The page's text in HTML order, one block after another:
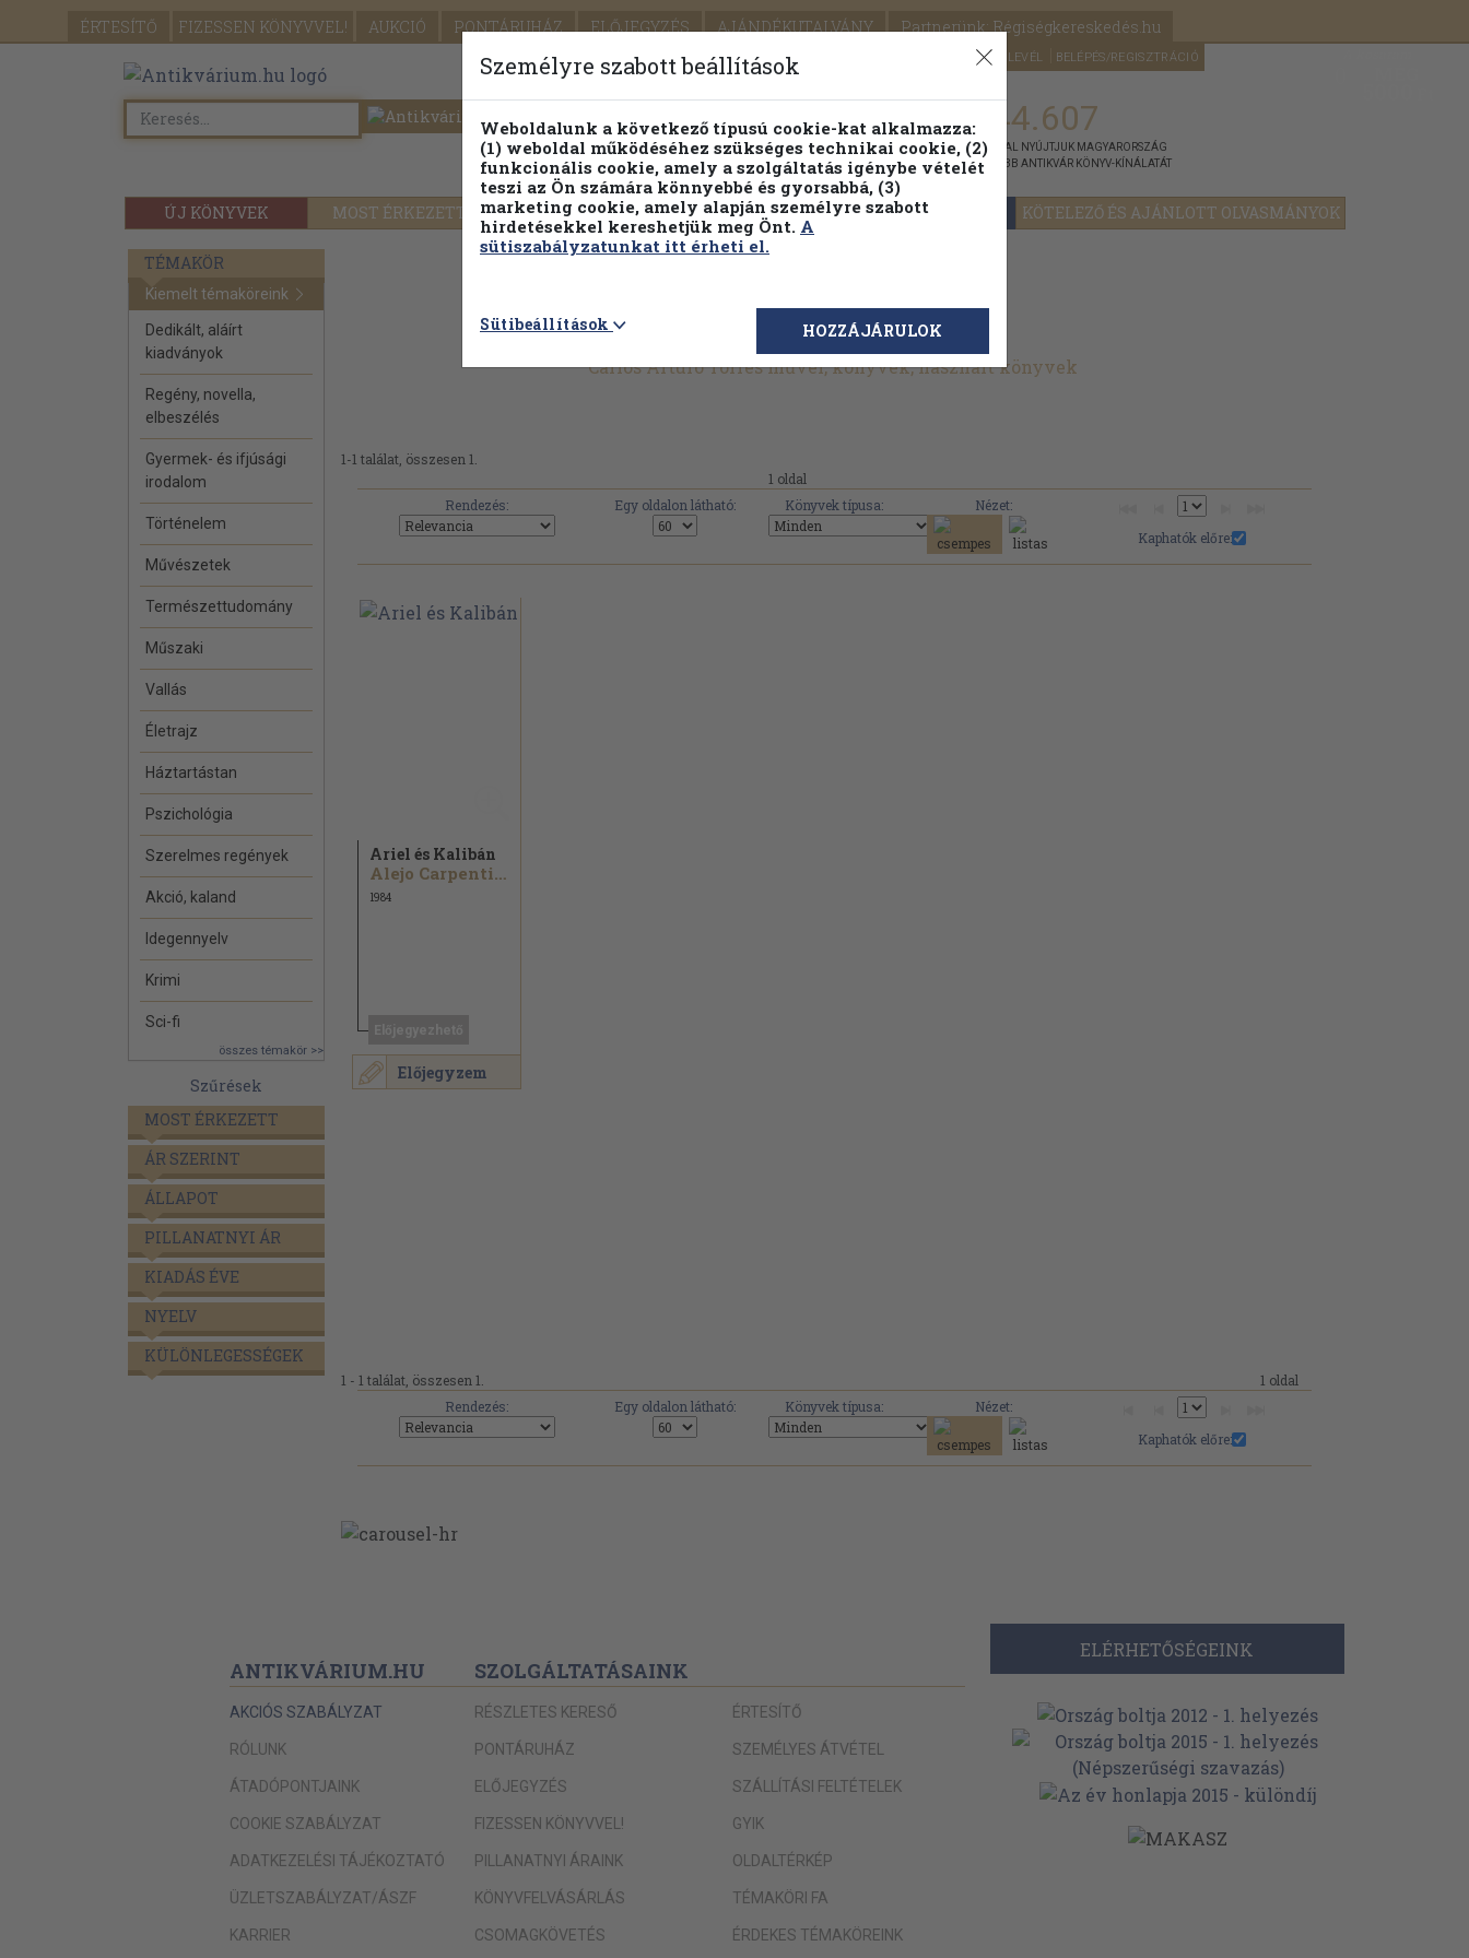
ÉRTESÍTŐ FIZESSEN KÖNYVVEL! AUKCIÓ PONTÁRUHÁZ ELŐJEGYZÉS AJÁNDÉKUTALVÁNY Partnerünk: Régiségkereskedés.hu
SEGÍTSÉG HÍRLEVÉL BELÉPÉS/REGISZTRÁCIÓ
ÚJ KÖNYVEK MOST ÉRKEZETT PILLANATNYI ÁRAINK FENNTARTHATÓ OLVASMÁNYOK KÖTELEZŐ ÉS AJÁNLOTT OLVASMÁNYOK
Részletes kereső Témaköri fa 1.144.607
KIADVÁNNYAL NYÚJTJUK MAGYARORSZÁG
LEGNAGYOBB ANTIKVÁR KÖNYV-KÍNÁLATÁT
TÉMAKÖR
Kiemelt témaköreink
Dedikált, aláírt
kiadványok
Regény, novella,
elbeszélés
Gyermek- és ifjúsági
irodalom
Történelem
Művészetek
Természettudomány
Műszaki
Vallás
Életrajz
Háztartástan
Pszichológia
Szerelmes regények
Akció, kaland
Idegennyelv
Krimi
Sci-fi
összes témakör >>
Szűrések
MOST ÉRKEZETT
ÁR SZERINT
ÁLLAPOT
PILLANATNYI ÁR
KIADÁS ÉVE
NYELV
KÜLÖNLEGESSÉGEK
Carlos Arturo Torres művei, könyvek, használt könyvek
1-1 találat, összesen 1.
1 oldal
Rendezés:
Egy oldalon látható: Könyvek típusa:
Nézet:
Kaphatók előre:
Előjegyzem
Ariel és Kalibán
Alejo Carpentier...
1984
1 - 1 találat, összesen 1.
1 oldal
Rendezés:
Egy oldalon látható: Könyvek típusa:
Nézet:
Kaphatók előre:
ANTIKVÁRIUM.HU
AKCIÓS SZABÁLYZAT
RÓLUNK
ÁTADÓPONTJAINK
COOKIE SZABÁLYZAT
ADATKEZELÉSI TÁJÉKOZTATÓ
ÜZLETSZABÁLYZAT/ÁSZF
KARRIER
SZOLGÁLTATÁSAINK
RÉSZLETES KERESŐ
PONTÁRUHÁZ
ELŐJEGYZÉS
FIZESSEN KÖNYVVEL!
PILLANATNYI ÁRAINK
KÖNYVFELVÁSÁRLÁS
CSOMAGKÖVETÉS
ÉRTESÍTŐ
SZEMÉLYES ÁTVÉTEL
SZÁLLÍTÁSI FELTÉTELEK
GYIK
OLDALTÉRKÉP
TÉMAKÖRI FA
ÉRDEKES TÉMAKÖREINK
ELÉRHETŐSÉGEINK
Személyre szabott beállítások
Weboldalunk a következő típusú cookie-kat alkalmazza:
(1) weboldal működéséhez szükséges technikai cookie, (2)
funkcionális cookie, amely a szolgáltatás igénybe vételét
teszi az Ön számára könnyebbé és gyorsabbá, (3)
marketing cookie, amely alapján személyre szabott
hirdetésekkel kereshetjük meg Önt. A
sütiszabályzatunkat itt érheti el.
Sütibeállítások HOZZÁJÁRULOK